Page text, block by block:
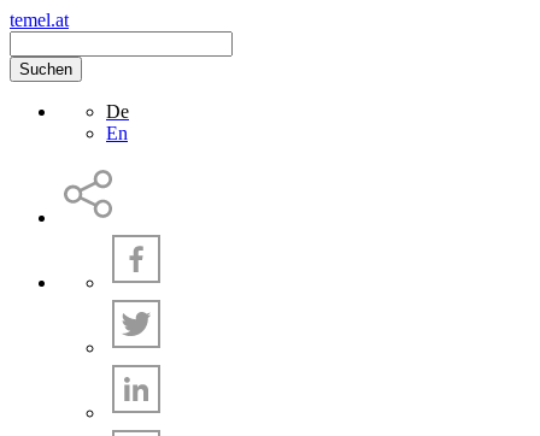
temel.at
Suchen
De
En